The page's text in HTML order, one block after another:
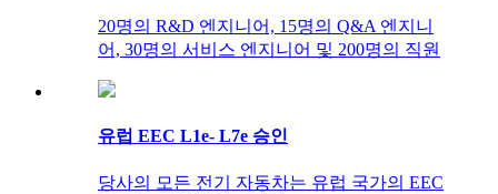
20명의 R&D 엔지니어, 15명의 Q&A 엔지니
어, 30명의 서비스 엔지니어 및 200명의 직원
유럽 ​​EEC L1e- L7e 승인
당사의 모든 전기 자동차는 유럽 국가의 EEC